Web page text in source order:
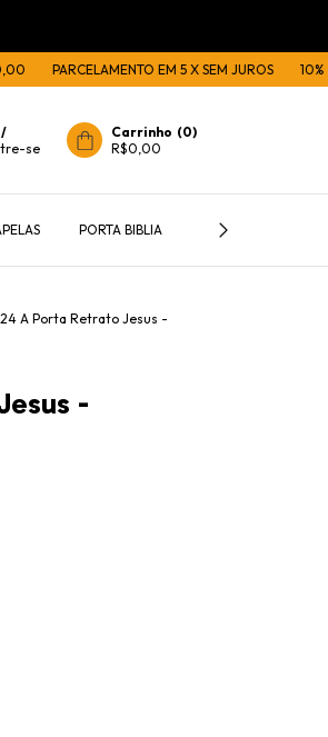
PARCELAMENTO EM 5 X SEM JUROS 10% OFF
/
se
Carrinho (0)
R$0,00
PORTA BIBLIA PORTA TERÇOS E
A Porta Retrato Jesus -
-